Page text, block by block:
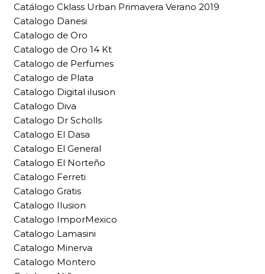
Catálogo Cklass Urban Primavera Verano 2019
Catalogo Danesi
Catalogo de Oro
Catalogo de Oro 14 Kt
Catalogo de Perfumes
Catalogo de Plata
Catalogo Digital ilusion
Catalogo Diva
Catalogo Dr Scholls
Catalogo El Dasa
Catalogo El General
Catalogo El Norteño
Catalogo Ferreti
Catalogo Gratis
Catalogo Ilusion
Catalogo ImporMexico
Catalogo Lamasini
Catalogo Minerva
Catalogo Montero